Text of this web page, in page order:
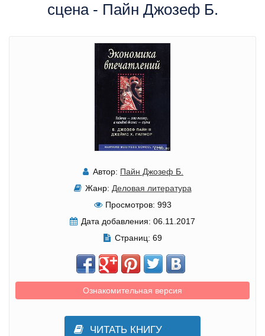
сцена - Пайн Джозеф Б.
Автор: Пайн Джозеф Б.
Жанр: Деловая литература
Просмотров: 993
Дата добавления: 06.11.2017
Страниц: 69
Ознакомительная версия
ЧИТАТЬ КНИГУ